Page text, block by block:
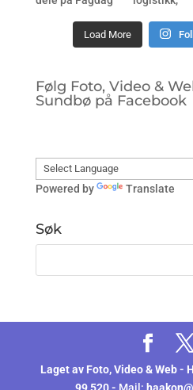
Load More
Følg Foto, Video &
Sundbø på Facebook
Powered by Translate
Søk
Laget av Foto, Video & Web -
99 520 - Mail: